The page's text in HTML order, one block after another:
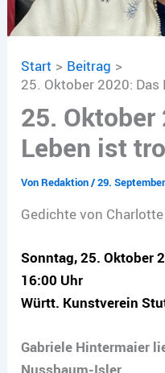
Start
Beitrag
25. Oktober 2020:
25. Oktober
Leben ist
VonRedaktion/29.
Gedichte von
Sonntag, 25. Oktober
16:00 Uhr
Württ. Kunstverein
Gabriele Hintermaier
Nussbaum-Isler